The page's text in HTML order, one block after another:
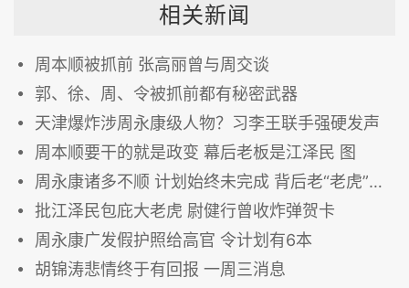
相关新闻
周本顺被抓前 张高丽曾与周交谈
郭、徐、周、令被抓前都有秘密武器
天津爆炸涉周永康级人物？习李王联手强硬发声
周本顺要干的就是政变 幕后老板是江泽民 图
周永康诸多不顺 计划始终未完成 背后老“老虎”引注目
批江泽民包庇大老虎 尉健行曾收炸弹贺卡
周永康广发假护照给高官 令计划有6本
胡锦涛悲情终于有回报 一周三消息